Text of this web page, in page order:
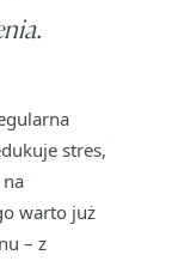
stres,
warto już
– z